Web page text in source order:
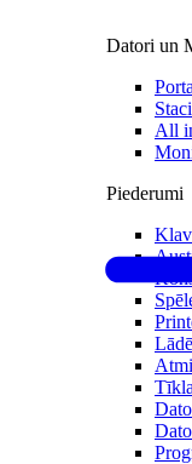
Datori un
All
Piederumi